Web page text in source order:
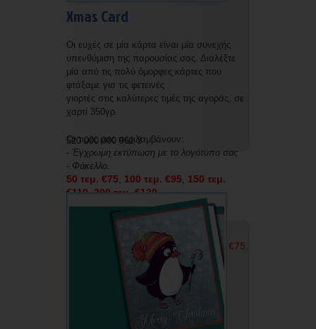
Xmas Card
Οι ευχές σε μία κάρτα είναι μία συνεχής
υπενθύμιση της παρουσίας σας. Διαλέξτε
μία από τις πολύ όμορφες κάρτες που
φτάξαμε για τις φετεινές
γιορτές στις καλύτερες τιμές της αγοράς, σε
χαρτί 350γρ.
Οι τιμές μας περιλαμβάνουν:
- Έγχρωμη εκτύπωση με το λογότυπο σας
- Φάκελλο.
50 τεμ. €75 100 τεμ. €95
150 τεμ.
€110
200 τεμ. €120
Οι τιμές μας χωρίς εκτύπωση και χωρίς
φάκελο είναι οι εξής:
100 τεμ. €60 150 τεμ. €75
200 τεμ. €85
520 000 000 961 3